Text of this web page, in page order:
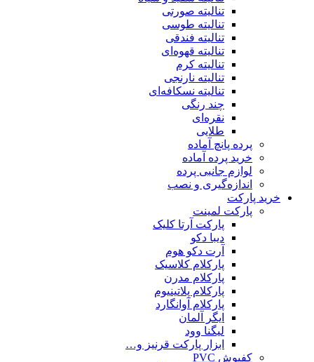
تنالیته صورتی
تنالیته طوسی
تنالیته فندقی
تنالیته قهوه‌ای
تنالیته کرم
تنالیته نارنجی
تنالیته نسکافه‌ای
چند رنگی
نقره‌ای
طلایی
پرده پانچ آماده
خرید پرده آماده
لوازم جانبی پرده
اندازه‌گیری و نصب
خرید پارکت
پارکت لمینت
پارکت آرتا کلیک
دیبا دکو
آرت دکو هوم
پارکلام کلاسیک
پارکلام مدرن
پارکلام پلاتینیوم
پارکلام آوانگارد
ایگر آلمان
لیگنا وود
ابزار پارکت قرنیز و…
کفپوش PVC